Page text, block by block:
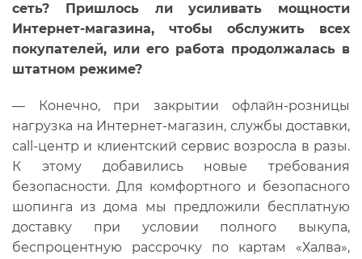
сеть? Пришлось ли усиливать мощности
Интернет-магазина, чтобы обслужить всех
покупателей, или его работа продолжалась в
штатном режиме?
— Конечно, при закрытии офлайн-розницы
нагрузка на Интернет-магазин, службы доставки,
call-центр и клиентский сервис возросла в разы.
К этому добавились новые требования
безопасности. Для комфортного и безопасного
шопинга из дома мы предложили бесплатную
доставку при условии полного выкупа,
беспроцентную рассрочку по картам «Халва»,